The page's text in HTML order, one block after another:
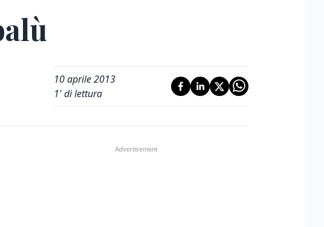
10 aprile 2013
1' di lettura